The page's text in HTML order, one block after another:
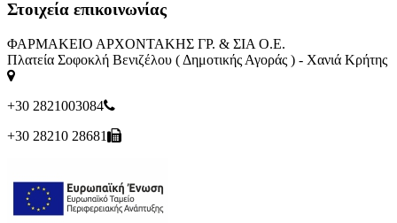
Στοιχεία επικοινωνίας
ΦΑΡΜΑΚΕΙΟ ΑΡΧΟΝΤΑΚΗΣ ΓΡ. & ΣΙΑ Ο.Ε.
Πλατεία Σοφοκλή Βενιζέλου ( Δημοτικής Αγοράς ) - Χανιά Κρήτης
+30 2821003084
+30 28210 28681